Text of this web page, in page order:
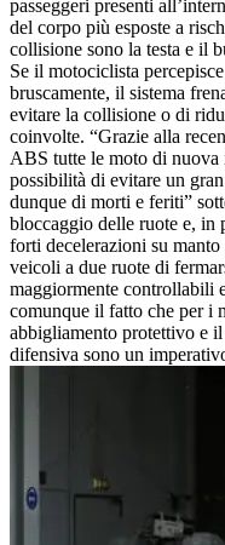
passeggeri presenti
del corpo più esposte a
collisione sono la testa e il
Se il motociclista
bruscamente, il sistema
evitare la collisione o di
coinvolte. “Grazie alla
ABS tutte le moto di nuova
possibilità di evitare un
dunque di morti e feriti”
bloccaggio delle ruote e, in
forti decelerazioni su manto
veicoli a due ruote di
maggiormente controllabili
comunque il fatto che per i
abbigliamento protettivo e
difensiva sono un